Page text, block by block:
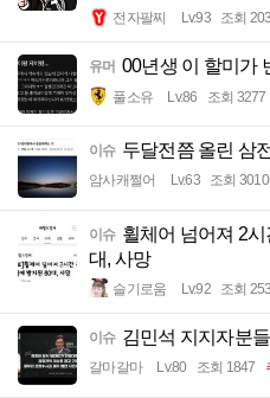
전자팔찌 Lv.93 조회
유머 00년생 이 할미가
풀소유 Lv.86 조회 3277
이슈 두달전쯤 올린 삼
암사캐쩔어 Lv.63 조회 3010
이슈 휠체어 넘어져 2
대, 사망
슬기로움 Lv.92 조회
이슈 김민석 지지자분
갈마갈마 Lv.80 조회 1847